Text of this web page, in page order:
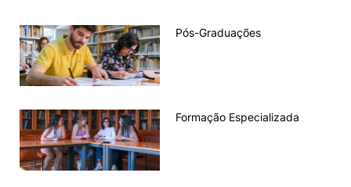
Alunos
Candidaturas
Pós-Graduações
Formação Especializada